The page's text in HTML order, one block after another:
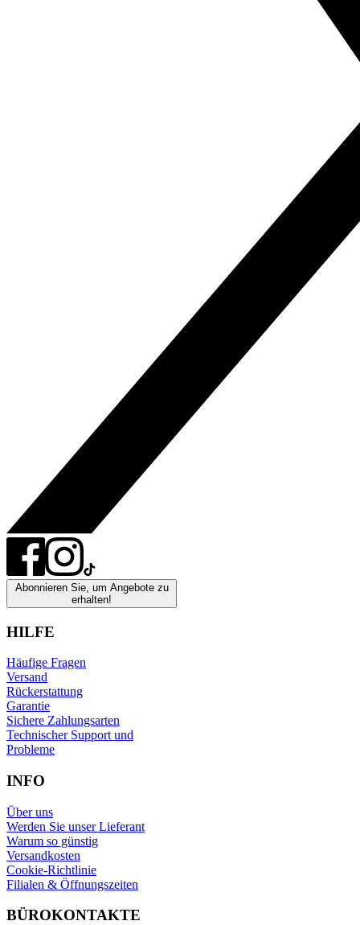
Abonnieren Sie, um Angebote zu
erhalten!
HILFE
Häufige Fragen
Versand
Rückerstattung
Garantie
Sichere Zahlungsarten
Technischer Support und
Probleme
INFO
Über uns
Werden Sie unser Lieferant
Warum so günstig
Versandkosten
Cookie-Richtlinie
Filialen & Öffnungszeiten
BÜROKONTAKTE